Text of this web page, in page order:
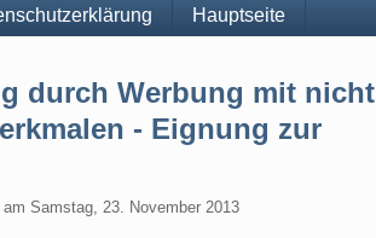
Hauptseite
durch Werbung mit nicht
- Eignung zur
am Samstag, 23. November 2013